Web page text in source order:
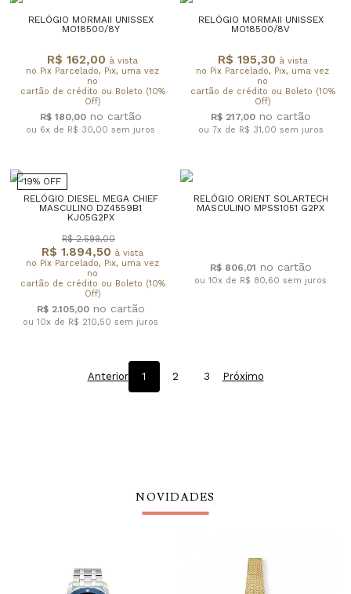
RELÓGIO MORMAII UNISSEX
MO18500/8Y
R$ 162,00 à vista
no Pix Parcelado, Pix, uma vez
no
cartão de crédito ou Boleto (10%
Off)
R$ 180,00
ou 6x de R$ 30,00 sem juros
RELÓGIO MORMAII UNISSEX
MO18500/8V
R$ 195,30 à vista
no Pix Parcelado, Pix, uma vez
no
cartão de crédito ou Boleto (10%
Off)
R$ 217,00
ou 7x de R$ 31,00 sem juros
19% OFF
RELÓGIO DIESEL MEGA CHIEF
MASCULINO DZ4559B1
KJ05G2PX
R$ 1.894,50 à vista
no Pix Parcelado, Pix, uma vez
no
cartão de crédito ou Boleto (10%
Off)
R$ 2.599,00
R$ 2.105,00
ou 10x de R$ 210,50 sem juros
RELÓGIO ORIENT SOLARTECH
MASCULINO MPSS1051 G2PX
R$ 806,01
ou 10x de R$ 80,60 sem juros
Anterior 1 2 3 Próximo
NOVIDADES